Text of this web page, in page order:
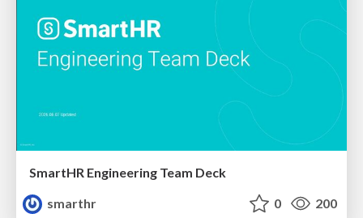
SmartHR Engineering Team Deck
smarthr
0 200